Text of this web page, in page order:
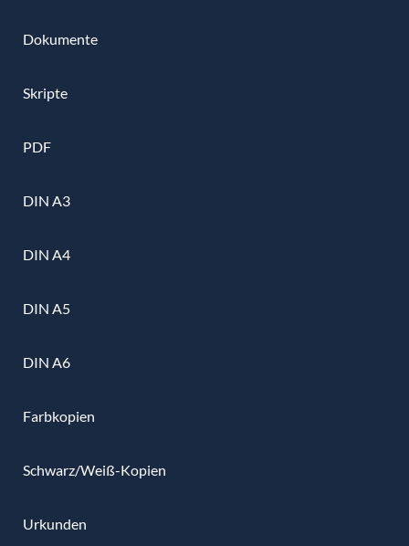
Dokumente
Skripte
PDF
DIN A3
DIN A4
DIN A5
DIN A6
Farbkopien
Schwarz/Weiß-Kopien
Urkunden